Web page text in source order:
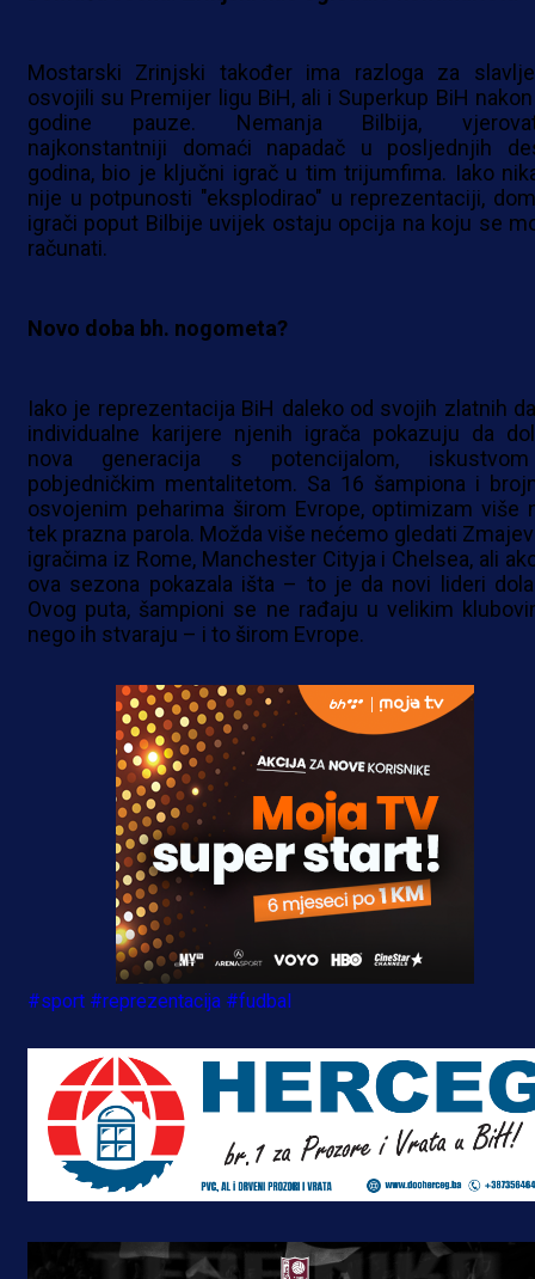
Mostarski Zrinjski također ima razloga za
osvojili su Premijer ligu BiH, ali i Superkup BiH
godine pauze. Nemanja Bilbija,
najkonstantniji domaći napadač u posljednjih
godina, bio je ključni igrač u tim trijumfima. Iako
nije u potpunosti "eksplodirao" u reprezentaciji,
igrači poput Bilbije uvijek ostaju opcija na koju se
računati.
Novo doba bh. nogometa?
Iako je reprezentacija BiH daleko od svojih zlatnih
individualne karijere njenih igrača pokazuju da
nova generacija s potencijalom,
pobjedničkim mentalitetom. Sa 16 šampiona i
osvojenim peharima širom Evrope, optimizam više
tek prazna parola. Možda više nećemo gledati
igračima iz Rome, Manchester Cityja i Chelsea, ali
ova sezona pokazala išta – to je da novi lideri
Ovog puta, šampioni se ne rađaju u velikim
nego ih stvaraju – i to širom Evrope.
#sport #reprezentacija #fudbal